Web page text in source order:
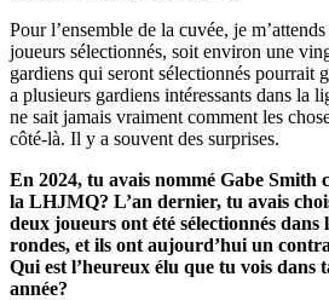
Pour l’ensemble de la cuvée, je
joueurs sélectionnés, soit environ une
gardiens qui seront sélectionnés pourrait
a plusieurs gardiens intéressants dans la
ne sait jamais vraiment comment les
côté-là. Il y a souvent des surprises.
En 2024, tu avais nommé Gabe Smith
la LHJMQ? L’an dernier, tu avais
deux joueurs ont été sélectionnés dans
rondes, et ils ont aujourd’hui un
Qui est l’heureux élu que tu vois dans
année?